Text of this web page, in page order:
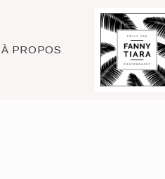
À PROPOS Raleigh